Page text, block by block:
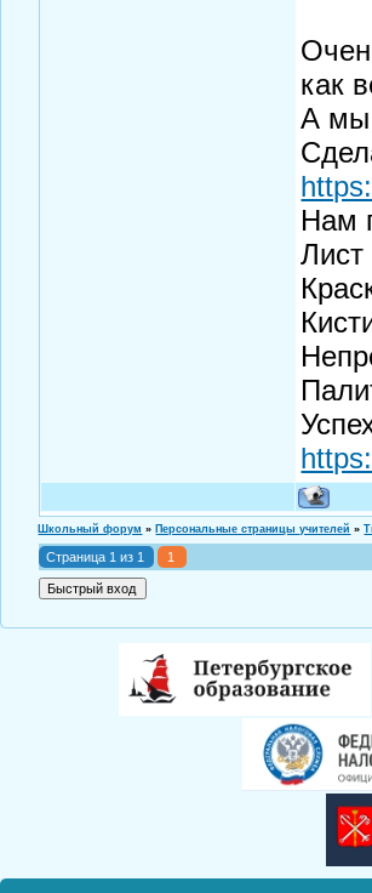
как
А мы
Нам
Лист
Школьный форум » Персональные страницы учителей »
Страница 1 из 1 1